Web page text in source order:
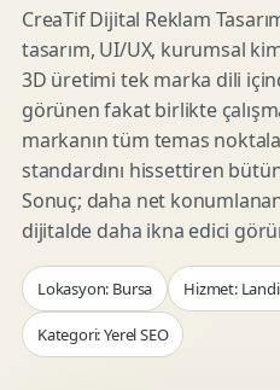
CreaTif Dijital Reklam
tasarım, UI/UX, kurumsal
3D üretimi tek marka dili
görünen fakat birlikte
markanın tüm temas
standardını hissettiren
Sonuç; daha net
dijitalde daha ikna edici
Lokasyon: Bursa Hizmet:
Kategori: Yerel SEO